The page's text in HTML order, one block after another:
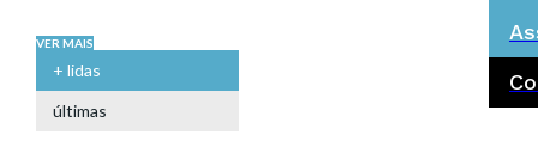
VER MAIS
+ lidas
últimas